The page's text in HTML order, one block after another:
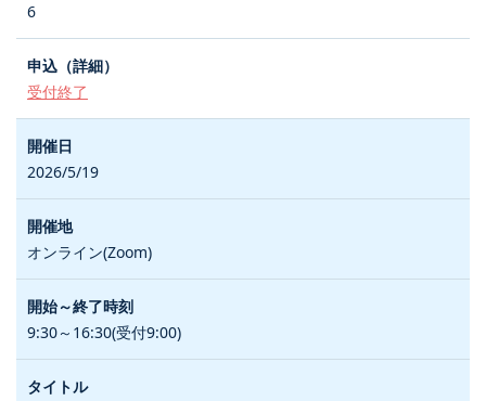
6
受付終了
2026/5/19
オンライン(Zoom)
9:30～16:30(受付9:00)